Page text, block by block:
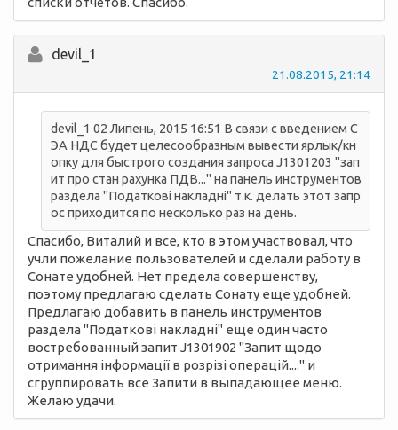
devil_1
21.08.2015, 21:14
devil_1 02 Липень, 2015 16:51 В связи с введением С
ЭА НДС будет целесообразным вывести ярлык/кн
опку для быстрого создания запроса J1301203 "зап
ит про стан рахунка ПДВ..." на панель инструментов
раздела "Податкові накладні" т.к. делать этот запр
ос приходится по несколько раз на день.
Спасибо, Виталий и все, кто в этом участвовал, что
учли пожелание пользователей и сделали работу в
Сонате удобней. Нет предела совершенству,
поэтому предлагаю сделать Сонату еще удобней.
Предлагаю добавить в панель инструментов
раздела "Податкові накладні" еще один часто
востребованный запит J1301902 "Запит щодо
отримання інформації в розрізі операцій...." и
сгруппировать все Запити в выпадающее меню.
Желаю удачи.